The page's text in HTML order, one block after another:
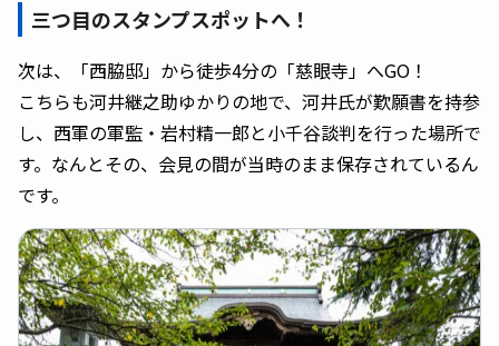
三つ目のスタンプスポットへ！
次は、「西脇邸」から徒歩4分の「慈眼寺」へGO！
こちらも河井継之助ゆかりの地で、河井氏が歎願書を持参
し、西軍の軍監・岩村精一郎と小千谷談判を行った場所で
す。なんとその、会見の間が当時のまま保存されているん
です。